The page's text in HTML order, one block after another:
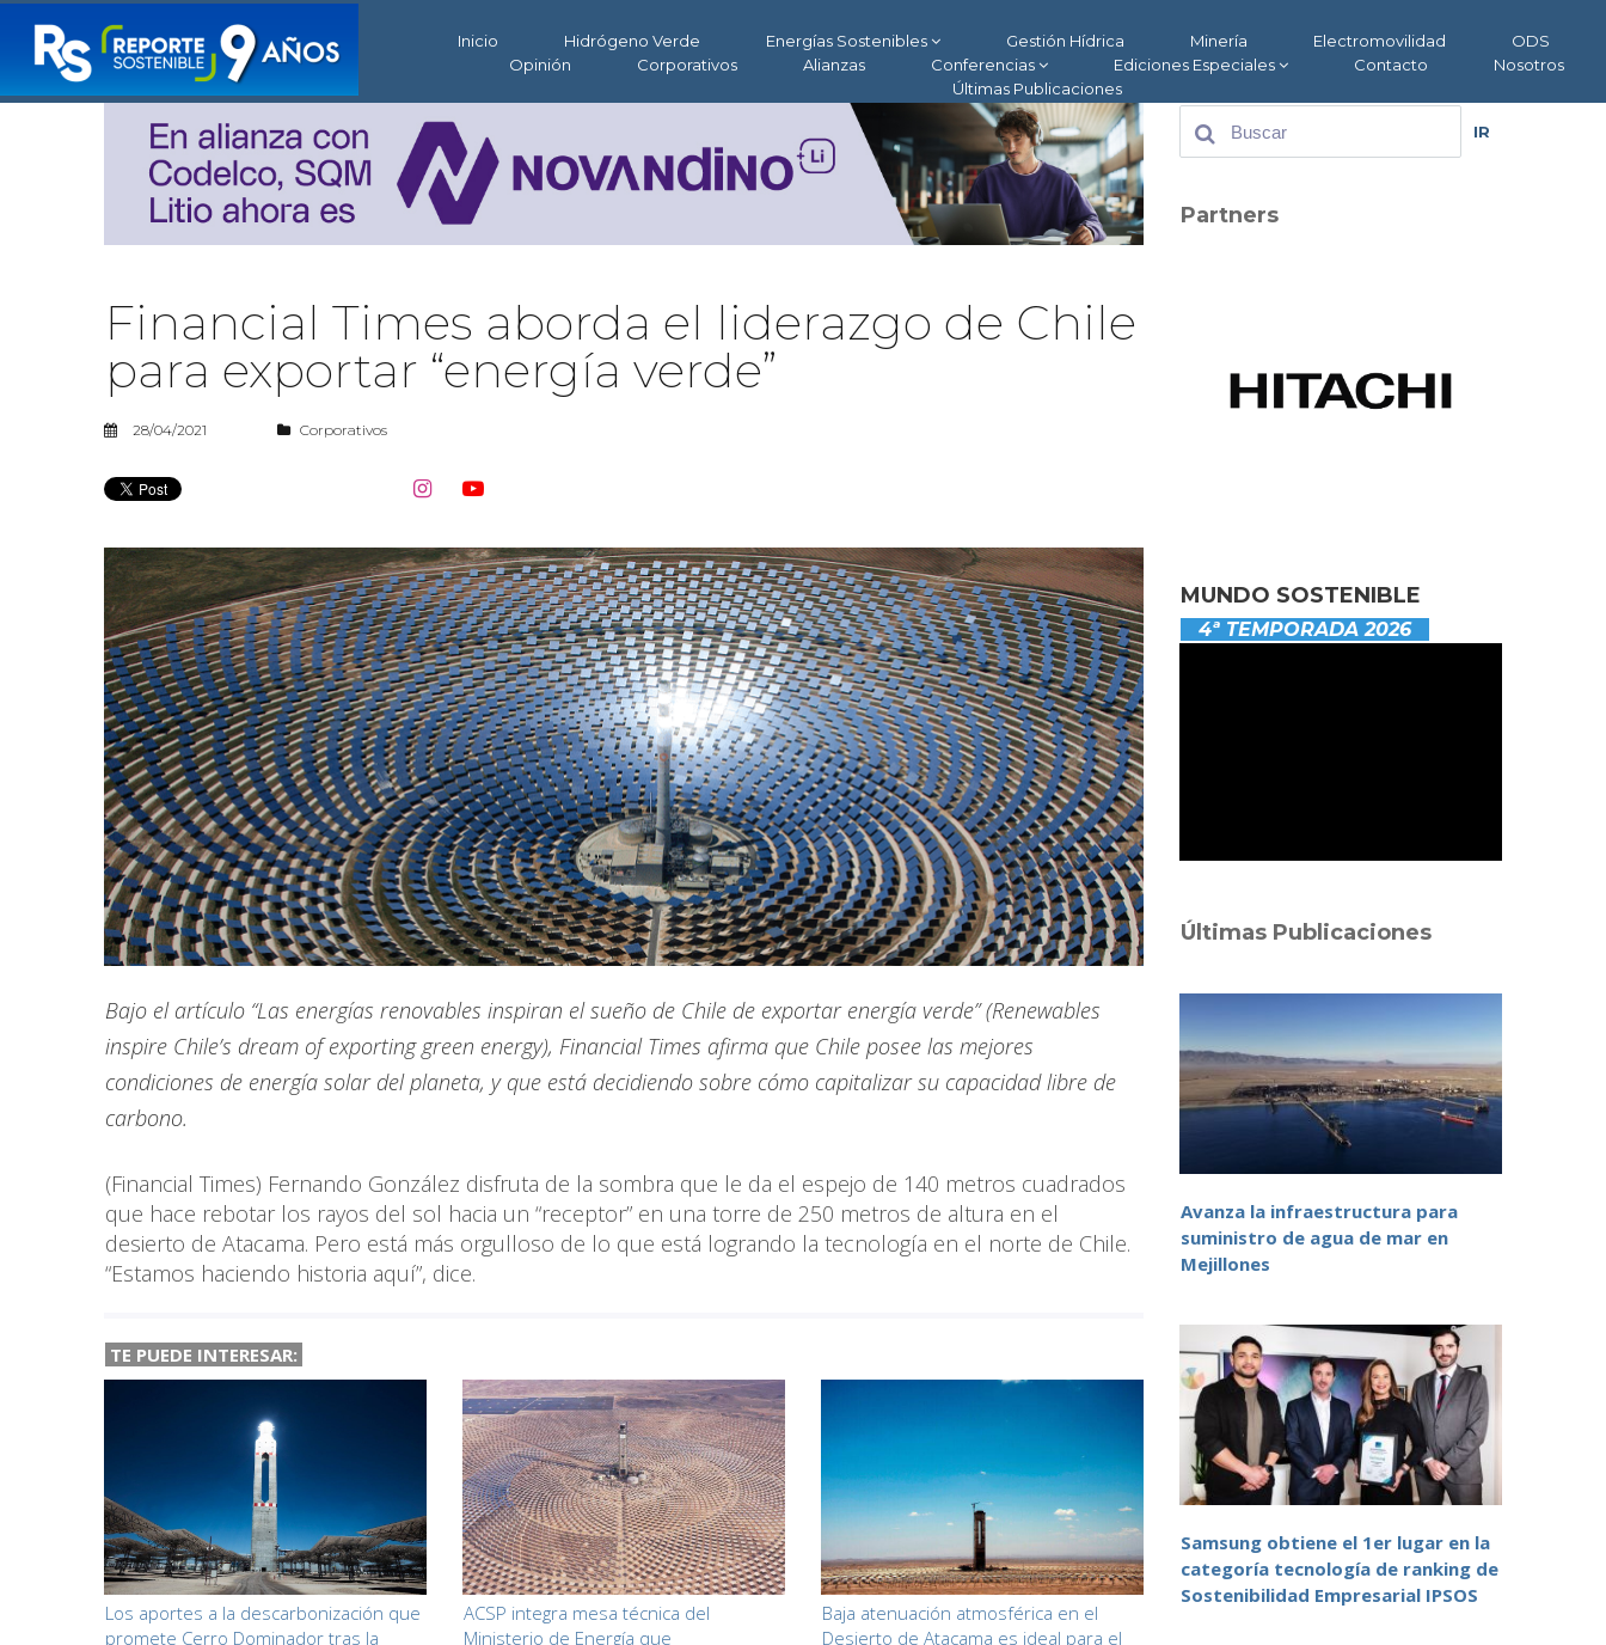
Inicio Hidrógeno Verde Energías Sostenibles Gestión Hídrica Minería Electromovilidad
ODS
Opinión
Corporativos Alianzas Conferencias Ediciones Especiales Contacto
Nosotros
Últimas Publicaciones
Financial Times aborda el liderazgo de Chile
para exportar “energía verde”
28/04/2021 Corporativos
 
Bajo el artículo “Las energías renovables inspiran el sueño de Chile de exportar energía verde” (Renewables
inspire Chile’s dream of exporting green energy), Financial Times afirma que Chile posee las mejores
condiciones de energía solar del planeta, y que está decidiendo sobre cómo capitalizar su capacidad libre de
carbono.
(Financial Times) Fernando González disfruta de la sombra que le da el espejo de 140 metros cuadrados
que hace rebotar los rayos del sol hacia un “receptor” en una torre de 250 metros de altura en el
desierto de Atacama. Pero está más orgulloso de lo que está logrando la tecnología en el norte de Chile.
“Estamos haciendo historia aquí”, dice.
TE PUEDE INTERESAR:
Los aportes a la descarbonización que
promete Cerro Dominador tras la
ACSP integra mesa técnica del
Ministerio de Energía que
Baja atenuación atmosférica en el
Desierto de Atacama es ideal para el
IR
Partners
MUNDO SOSTENIBLE
4ª TEMPORADA 2026
Últimas Publicaciones
Avanza la infraestructura para
suministro de agua de mar en
Mejillones
Samsung obtiene el 1er lugar en la
categoría tecnología de ranking de
Sostenibilidad Empresarial IPSOS